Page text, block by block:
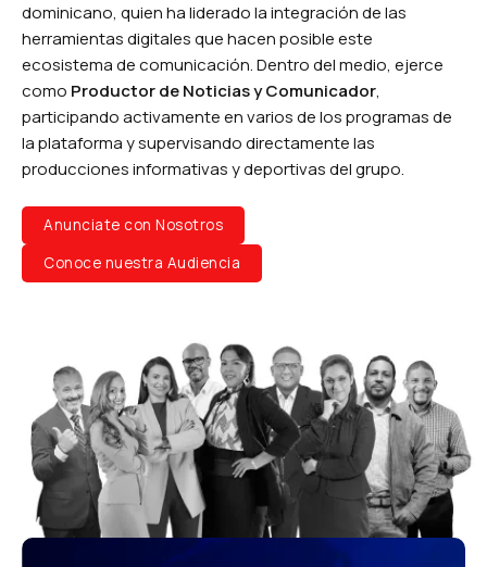
dominicano, quien ha liderado la integración de las
herramientas digitales que hacen posible este
ecosistema de comunicación. Dentro del medio, ejerce
como Productor de Noticias y Comunicador,
participando activamente en varios de los programas de
la plataforma y supervisando directamente las
producciones informativas y deportivas del grupo.
Anunciate con Nosotros
Conoce nuestra Audiencia